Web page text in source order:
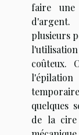
faire
plusieurs
coûteux.
quelques
de la